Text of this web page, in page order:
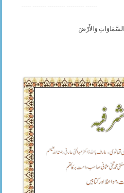
----- ------- --------- --------- ------
وَالأَرْضَ